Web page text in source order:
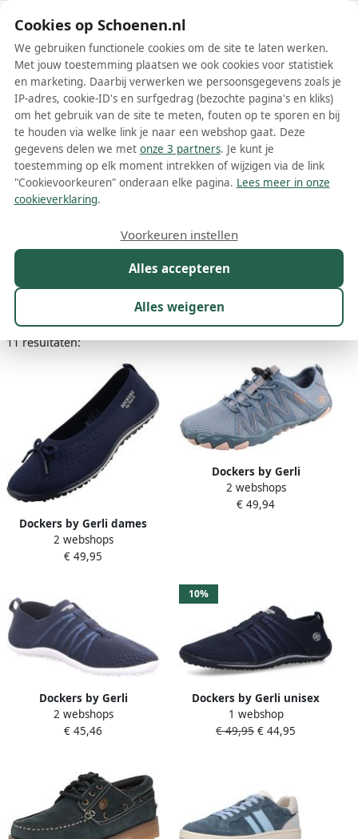
Schoenen.nl
Wis filters Alle filters
Blauwe Dockers by Gerli
damesschoenen
Meer lezen
Ballerinas Enkellaarsjes Instappers Mocassins
11 resultaten:
Dockers by Gerli dames
ballerina sneakers 50BA216-
780660 donkerblauw
2 webshops
€ 49,95
Dockers by Gerli
Barefootschoenen sneaker
slipper vrijetijdsschoen met
2 webshops
€ 49,94
Dockers by Gerli
Barefootschoenen
instapschoen sneaker
2 webshops
€ 45,46
10%
Dockers by Gerli unisex
blote-voeten-slip-on
sneakers 50BA203-780662
1 webshop
€ 49,95 € 44,95
Cookies op Schoenen.nl
We gebruiken functionele cookies om de site te laten werken.
Met jouw toestemming plaatsen we ook cookies voor statistiek
en marketing. Daarbij verwerken we persoonsgegevens zoals je
IP-adres, cookie-ID's en surfgedrag (bezochte pagina's en kliks)
om het gebruik van de site te meten, fouten op te sporen en bij
te houden via welke link je naar een webshop gaat. Deze
gegevens delen we met onze 3 partners. Je kunt je
toestemming op elk moment intrekken of wijzigen via de link
"Cookievoorkeuren" onderaan elke pagina. Lees meer in onze
cookieverklaring.
Alles accepteren
Alles weigeren
Voorkeuren instellen